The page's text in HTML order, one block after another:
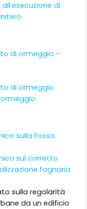
di
di ormeggio –
di ormeggio
sulla fossa
sul corretto
fognaria
sulla regolarità
da un edificio